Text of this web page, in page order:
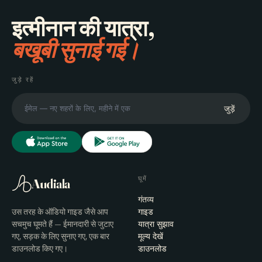
इत्मीनान की यात्रा,
बखूबी सुनाई गई।
जुड़े रहें
जुड़ें
Audiala
उस तरह के ऑडियो गाइड जैसे आप
सचमुच घूमते हैं — ईमानदारी से जुटाए
गए, सड़क के लिए सुनाए गए, एक बार
डाउनलोड किए गए।
घूमें
गंतव्य
गाइड
यात्रा सुझाव
मूल्य देखें
डाउनलोड